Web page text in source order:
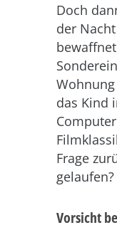
Doch
der
das Kind
Frage
gelaufen?
Vorsicht